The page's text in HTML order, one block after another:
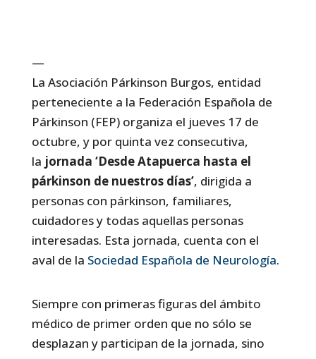
—
La Asociación Párkinson Burgos, entidad
perteneciente a la Federación Española de
Párkinson (FEP) organiza el jueves 17 de
octubre, y por quinta vez consecutiva,
la jornada ‘Desde Atapuerca hasta el
párkinson de nuestros días’, dirigida a
personas con párkinson, familiares,
cuidadores y todas aquellas personas
interesadas. Esta jornada, cuenta con el
aval de la Sociedad Española de Neurología.
Siempre con primeras figuras del ámbito
médico de primer orden que no sólo se
desplazan y participan de la jornada, sino